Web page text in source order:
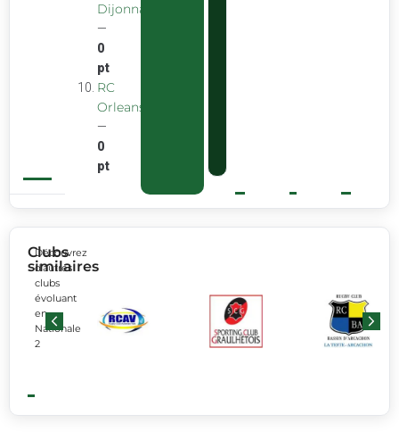
Dijonnais
—
0
pt
RC
Orleans
—
0
pt
Clubs
similaires
Découvrez
d’autres
clubs
évoluant
en
Nationale
2